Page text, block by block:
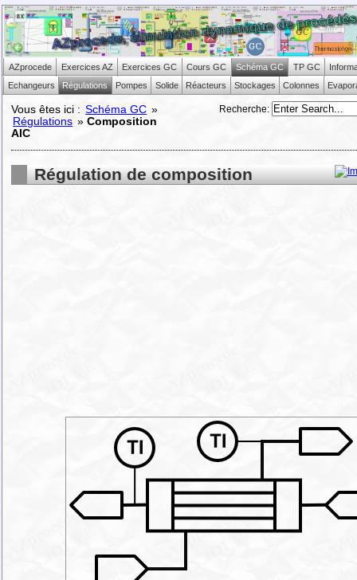
AZprocede Exercices AZ Exercices GC Cours GC Schéma GC TP GC
Echangeurs
Régulations Pompes Solide Réacteurs Stockages Colonnes
Recherche:
Vous êtes ici : Schéma GC »
Régulations »Composition
AIC
Régulation de composition